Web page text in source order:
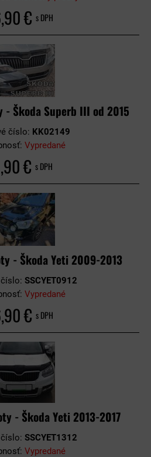
€ s DPH
Škoda Superb III od 2015
číslo: KK02149
Vypredané
€ s DPH
- Škoda Yeti 2009-2013
SSCYET0912
Vypredané
€ s DPH
- Škoda Yeti 2013-2017
SSCYET1312
Vypredané